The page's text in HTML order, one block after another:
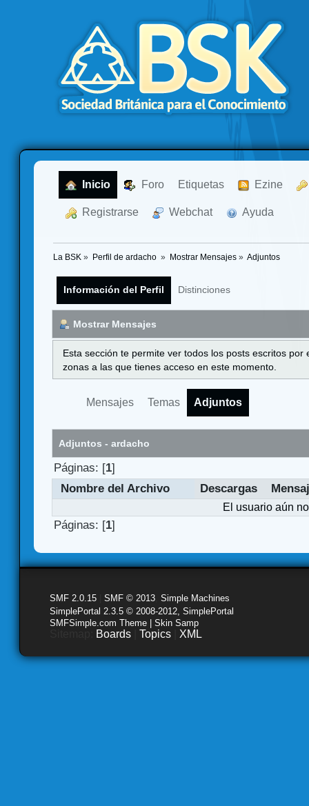
Inicio Foro Etiquetas Ezine
Registrarse Webchat Ayuda
La BSK » Perfil de ardacho » Mostrar Mensajes» Adjuntos
Información del Perfil Distinciones
Mostrar Mensajes
Esta sección te permite ver todos los posts escritos
zonas a las que tienes acceso en este momento.
Mensajes Temas Adjuntos
Adjuntos - ardacho
Páginas: [1]
Nombre del Archivo
Descargas
El usuario aún
Páginas: [1]
SMF 2.0.15 SMF © 2013 Simple Machines
SimplePortal 2.3.5 © 2008-2012, SimplePortal
SMFSimple.com Theme | Skin Samp
Boards Topics XML